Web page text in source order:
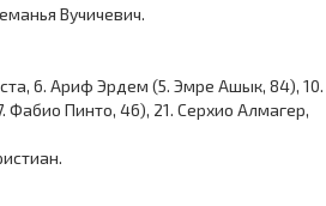
Вучичевич.
6. Ариф Эрдем (5. Эмре Ашык, 84), 10.
Пинто, 46), 21. Серхио Алмагер,